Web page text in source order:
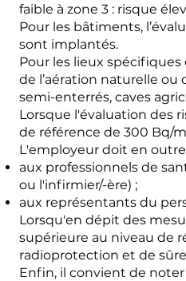
faible à zone 3 : risque
Pour les bâtiments,
sont implantés.
Pour les lieux spécifiques
de l’aération naturelle
semi-enterrés, caves
Lorsque l'évaluation des
de référence de 300 Bq/
L'employeur doit en
aux professionnels de
ou l'infirmier/-ère) ;
aux représentants du
Lorsqu'en dépit des
supérieure au niveau de
radioprotection et de
Enfin, il convient de noter